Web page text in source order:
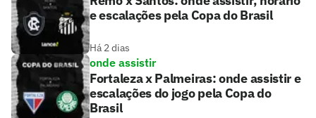
e escalações pela Copa do Brasil
Há 2 dias
onde assistir
Fortaleza x Palmeiras: onde assistir e
escalações do jogo pela Copa do
Brasil